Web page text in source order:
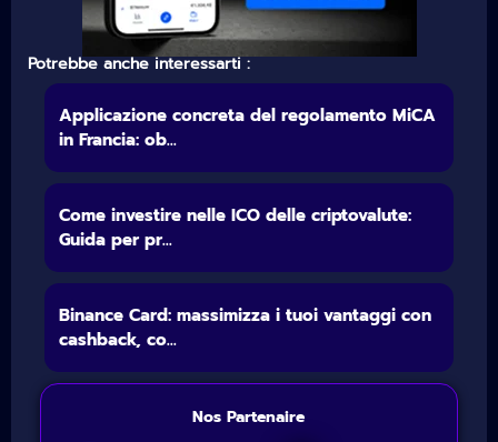
Potrebbe anche interessarti :
Applicazione concreta del regolamento MiCA
in Francia: ob...
Come investire nelle ICO delle criptovalute:
Guida per pr...
Binance Card: massimizza i tuoi vantaggi con
cashback, co...
Nos Partenaire